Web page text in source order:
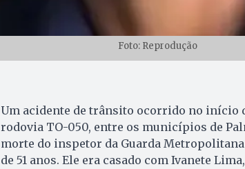
Foto: Reprodução
Um acidente de trânsito ocorrido no início
rodovia TO-050, entre os municípios de
morte do inspetor da Guarda
de 51 anos. Ele era casado com Ivanete